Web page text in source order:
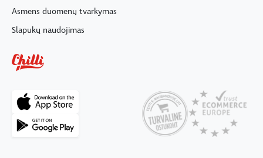
Asmens duomenų tvarkymas
Slapukų naudojimas